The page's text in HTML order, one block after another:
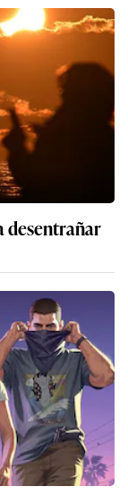
desentrañar